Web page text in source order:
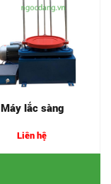
Máy lắc sàng
Liên hệ